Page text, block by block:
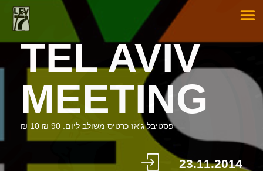
TEL AVIV
MEETING
פסטיבל ג'אז כרטיס משולב ליום: 90 ₪ 10 ₪
23.11.2014